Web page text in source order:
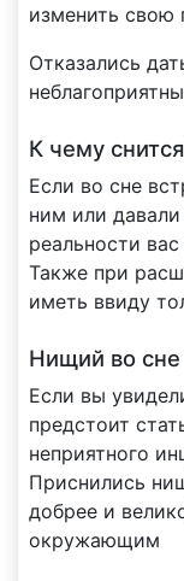
изменить свою
Отказались
К чему
Если во сне
ним или
реальности
Также при
иметь ввиду
Нищий во
Если вы
предстоит
неприятного
Приснились
добрее и
окружающим